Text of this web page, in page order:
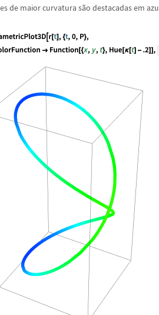
es de maior curvatura são destacadas em